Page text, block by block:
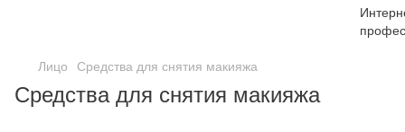
Лицо Средства для снятия макияжа
Средства для снятия макияжа